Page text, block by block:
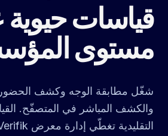
قياسات
مستوى
والكشف المباشر في المتصفّح.